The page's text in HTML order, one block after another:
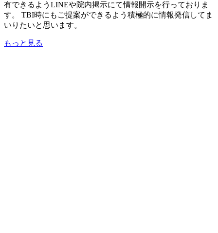
有できるようLINEや院内掲示にて情報開示を行っておりま
す。 TBI時にもご提案ができるよう積極的に情報発信してま
いりたいと思います。
もっと見る